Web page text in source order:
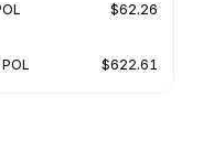
$62.26
$622.61